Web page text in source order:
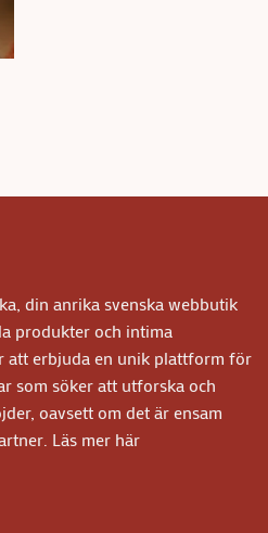
din anrika svenska webbutik
produkter och intima
att erbjuda en unik plattform för
som söker att utforska och
oavsett om det är ensam
Läs mer här